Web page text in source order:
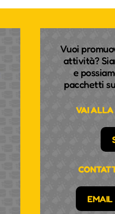
Vuoi
attività?
e
pacchetti
VAI ALLA
EMAIL